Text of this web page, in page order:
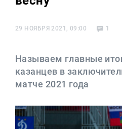
Телепроекты
Телепрограмма
О компании
Для связи
29 НОЯБРЯ 2021, 09:00 1
Называем главные
казанцев в
матче 2021 года